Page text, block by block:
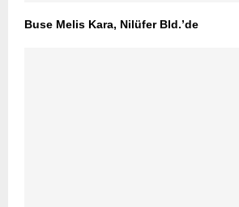
Buse Melis Kara, Nilüfer Bld.’de